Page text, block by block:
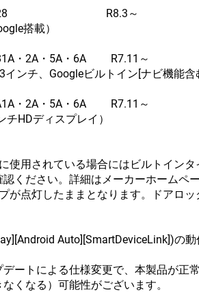
※1 C28 R8.3～
搭載）
5A・6A R7.11～
ンチ、Googleビルトイン[ナビ機能含
5A・6A R7.11～
HDディスプレイ）
用されている場合にはビルトインタ
ください。詳細はメーカーホームペ
点灯したままとなります。ドアロッ
Auto][SmartDeviceLink])の
ートによる仕様変更で、本製品が正
くなる）可能性がございます。